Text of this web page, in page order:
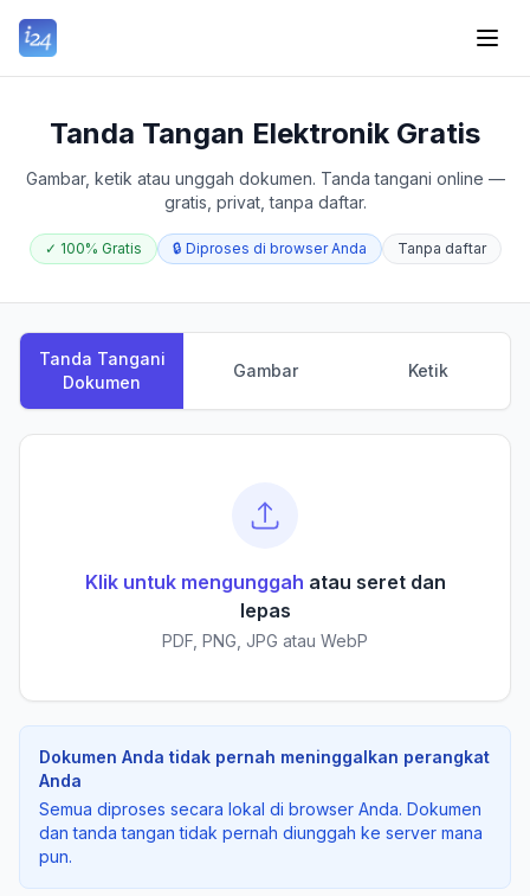
Tanda Tangan Elektronik Gratis
Gambar, ketik atau unggah dokumen. Tanda tangani online —
gratis, privat, tanpa daftar.
✓ 100% Gratis 🔒 Diproses di browser Anda Tanpa daftar
Tanda Tangani
Dokumen
Gambar Ketik
Klik untuk mengunggah atau seret dan
lepas
PDF, PNG, JPG atau WebP
Dokumen Anda tidak pernah meninggalkan perangkat
Anda
Semua diproses secara lokal di browser Anda. Dokumen
dan tanda tangan tidak pernah diunggah ke server mana
pun.